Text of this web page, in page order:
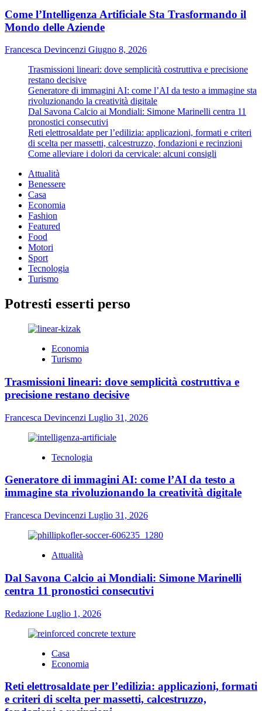
Come l’Intelligenza Artificiale Sta Trasformando il
Mondo delle Aziende
Francesca Devincenzi Giugno 8, 2026
Trasmissioni lineari: dove semplicità costruttiva e precisione
restano decisive
Generatore di immagini AI: come l’AI da testo a immagine sta
rivoluzionando la creatività digitale
Dal Savona Calcio ai Mondiali: Simone Marinelli centra 11
pronostici consecutivi
Reti elettrosaldate per l’edilizia: applicazioni, formati e criteri
di scelta per massetti, calcestruzzo, fondazioni e recinzioni
Come alleviare i dolori da cervicale: alcuni consigli
Attualità
Benessere
Casa
Economia
Fashion
Featured
Food
Motori
Sport
Tecnologia
Turismo
Potresti esserti perso
Economia
Turismo
Trasmissioni lineari: dove semplicità costruttiva e
precisione restano decisive
Francesca Devincenzi Luglio 31, 2026
Tecnologia
Generatore di immagini AI: come l’AI da testo a
immagine sta rivoluzionando la creatività digitale
Francesca Devincenzi Luglio 31, 2026
Attualità
Dal Savona Calcio ai Mondiali: Simone Marinelli
centra 11 pronostici consecutivi
Redazione Luglio 1, 2026
Casa
Economia
Reti elettrosaldate per l’edilizia: applicazioni, formati
e criteri di scelta per massetti, calcestruzzo,